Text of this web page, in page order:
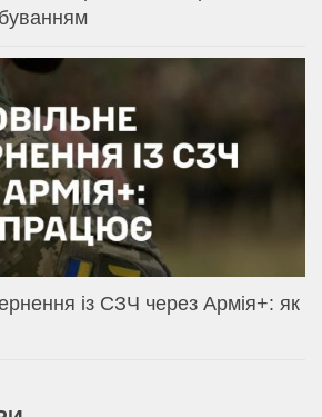
із СЗЧ через Армія+: як